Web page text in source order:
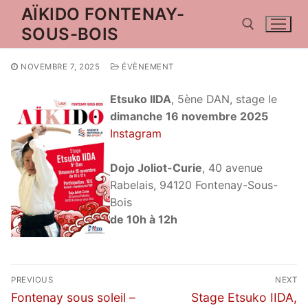
contenu
AÏKIDO FONTENAY-
SOUS-BOIS
Rechercher
Accueil
Actualités
Guide technique
Contact
NOVEMBRE 7, 2025 ÉVÈNEMENT
Etsuko IIDA, 5ène DAN, stage le
dimanche 16 novembre 2025
Instagram
Dojo Joliot-Curie, 40 avenue
Rabelais, 94120 Fontenay-Sous-
Bois
de 10h à 12h
Navigation
de
PREVIOUS
Previous
Fontenay sous soleil –
NEXT
Next
Stage Etsuko IIDA,